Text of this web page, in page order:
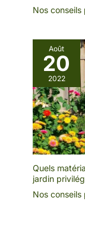
Nos
Août
20
2022
Quels
jardin
Nos